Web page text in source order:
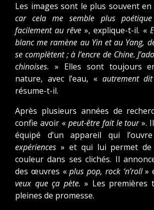
Les images sont le plus souvent
car cela me semble plus
facilement au rêve », explique-t-il. «
blanc me ramène au Yin et au Yang,
se complètent ; à l’encre de Chine.
chinoises. » Elles sont toujours
nature, avec l’eau, « autrement
résume-t-il.
Après plusieurs années de
confie avoir « peut-être fait le tour».
équipé d’un appareil qui
expériences » et qui lui permet
couleur dans ses clichés. Il
des œuvres «plus pop, rock ‘n’roll»
veux que ça pète. » Les premières
pleines de promesse.